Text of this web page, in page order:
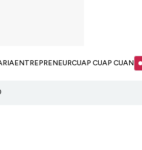
ENTREPRENEURCUAP CUAP CUAN